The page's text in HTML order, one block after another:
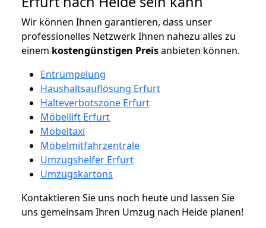
Wir können Ihnen garantieren, dass unser
professionelles Netzwerk Ihnen nahezu alles zu
einem kostengünstigen Preisanbieten können.
Entrümpelung
Haushaltsauflösung Erfurt
Halteverbotszone Erfurt
Möbellift Erfurt
Möbeltaxi
Möbelmitfahrzentrale
Umzugshelfer Erfurt
Umzugskartons
Kontaktieren Sie uns noch heute und lassen Sie
uns gemeinsam Ihren Umzug nach Heide planen!